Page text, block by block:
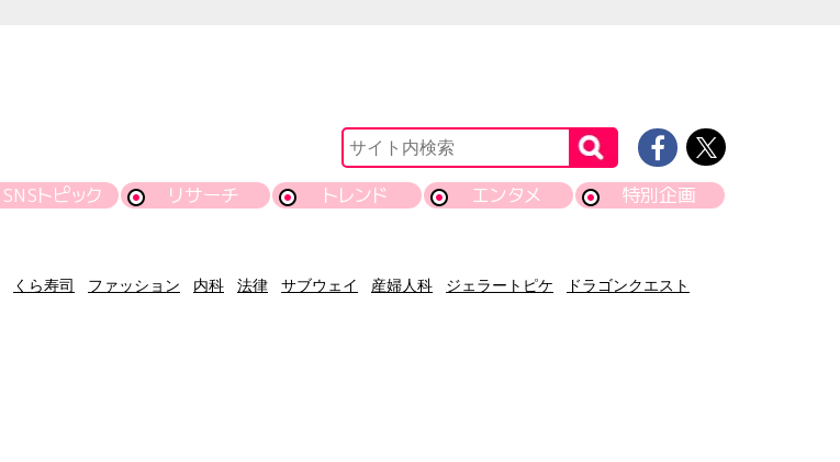
SNSトピック リサーチ トレンド エンタメ 特別企画
くら寿司 ファッション 内科 法律 サブウェイ 産婦人科 ジェラートピケ
ドラゴンクエスト